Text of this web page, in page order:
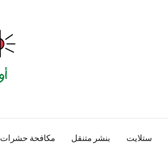
ستلايت بنشر متنقل مكافحة حشرات